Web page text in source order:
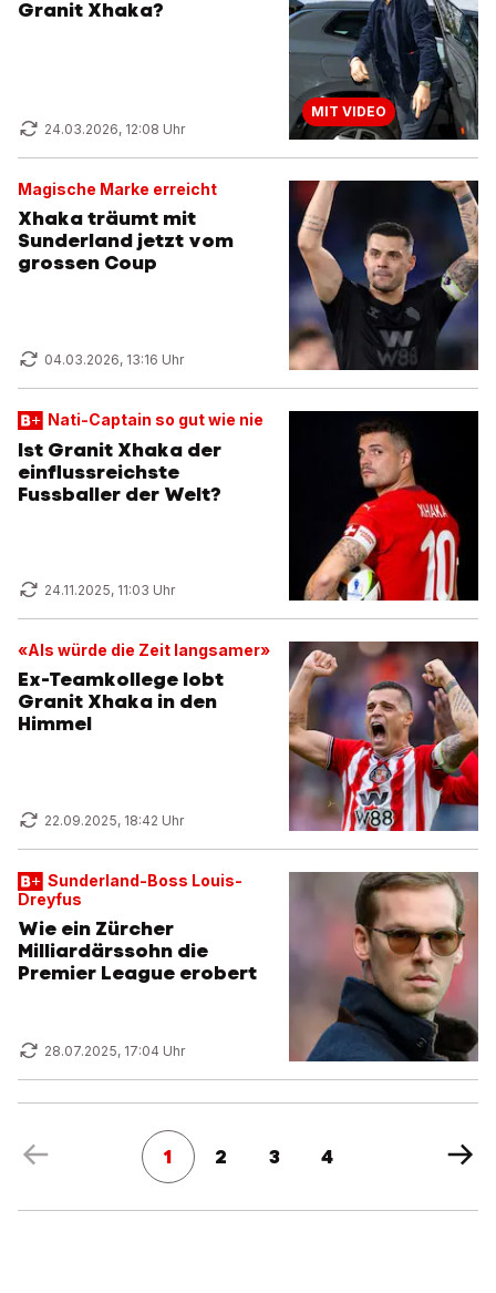
Granit Xhaka?
24.03.2026, 12:08 Uhr
MIT VIDEO
Magische Marke erreicht
Xhaka träumt mit
Sunderland jetzt vom
grossen Coup
04.03.2026, 13:16 Uhr
Nati-Captain so gut wie nie
Ist Granit Xhaka der
einflussreichste
Fussballer der Welt?
24.11.2025, 11:03 Uhr
«Als würde die Zeit langsamer»
Ex-Teamkollege lobt
Granit Xhaka in den
Himmel
22.09.2025, 18:42 Uhr
Sunderland-Boss Louis-
Dreyfus
Wie ein Zürcher
Milliardärssohn die
Premier League erobert
28.07.2025, 17:04 Uhr
1 2 3 4